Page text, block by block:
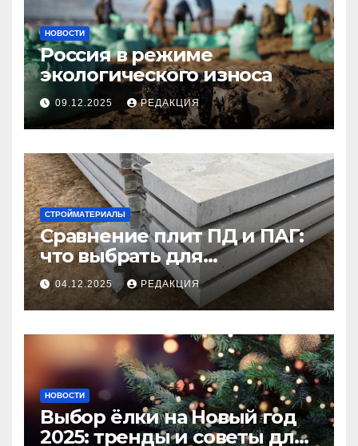
НОВОСТИ
Россия в режиме
экологического износа
09.12.2025 РЕДАКЦИЯ
СТРОЙМАТЕРИАЛЫ
Сравнение плит ПД и ПАГ:
что выбрать для
долговечного и прочного
покрытия
04.12.2025 РЕДАКЦИЯ
НОВОСТИ
Выбор ёлки на Новый год
2025: тренды и советы для